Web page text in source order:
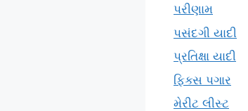
પરીણામ
પસંદગી યાદી
પ્રતિક્ષા યાદી
ફિક્સ પગાર
મેરીટ લીસ્ટ